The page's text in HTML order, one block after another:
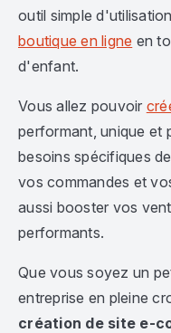
outil simple
boutique en ligne en
d'enfant.
Vous allez pouvoir
performant, unique et
besoins spécifiques
vos commandes et
aussi booster vos
performants.
Que vous soyez un
entreprise en pleine
création de site e-